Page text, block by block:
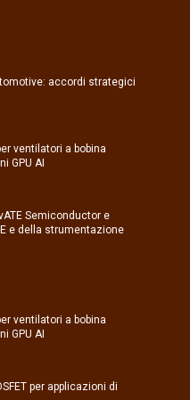
accordi strategici
ventilatori a bobina
GPU AI
Semiconductor e
e della strumentazione
ventilatori a bobina
GPU AI
per applicazioni di